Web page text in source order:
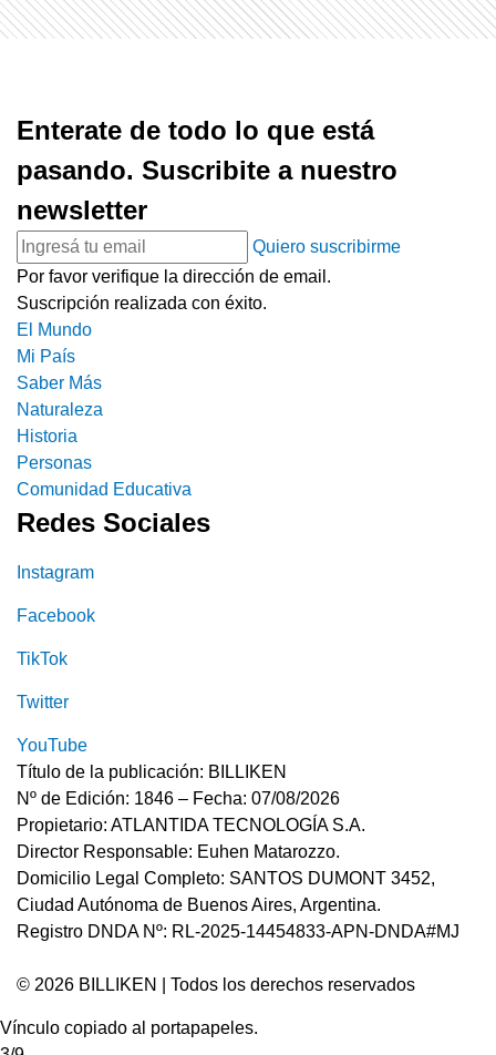
Enterate de todo lo que está
pasando. Suscribite a nuestro
newsletter
Quiero suscribirme
Por favor verifique la dirección de email.
Suscripción realizada con éxito.
El Mundo
Mi País
Saber Más
Naturaleza
Historia
Personas
Comunidad Educativa
Redes Sociales
Instagram
Facebook
TikTok
Twitter
YouTube
Título de la publicación: BILLIKEN
Nº de Edición: 1846 – Fecha: 07/08/2026
Propietario: ATLANTIDA TECNOLOGÍA S.A.
Director Responsable: Euhen Matarozzo.
Domicilio Legal Completo: SANTOS DUMONT 3452,
Ciudad Autónoma de Buenos Aires, Argentina.
Registro DNDA Nº: RL-2025-14454833-APN-DNDA#MJ
© 2026 BILLIKEN | Todos los derechos reservados
Vínculo copiado al portapapeles.